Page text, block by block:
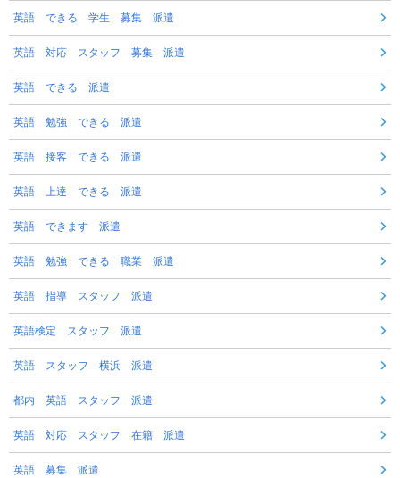
英語 できる 学生 募集 派遣
英語 対応 スタッフ 募集 派遣
英語 できる 派遣
英語 勉強 できる 派遣
英語 接客 できる 派遣
英語 上達 できる 派遣
英語 できます 派遣
英語 勉強 できる 職業 派遣
英語 指導 スタッフ 派遣
英語検定 スタッフ 派遣
英語 スタッフ 横浜 派遣
都内 英語 スタッフ 派遣
英語 対応 スタッフ 在籍 派遣
英語 募集 派遣